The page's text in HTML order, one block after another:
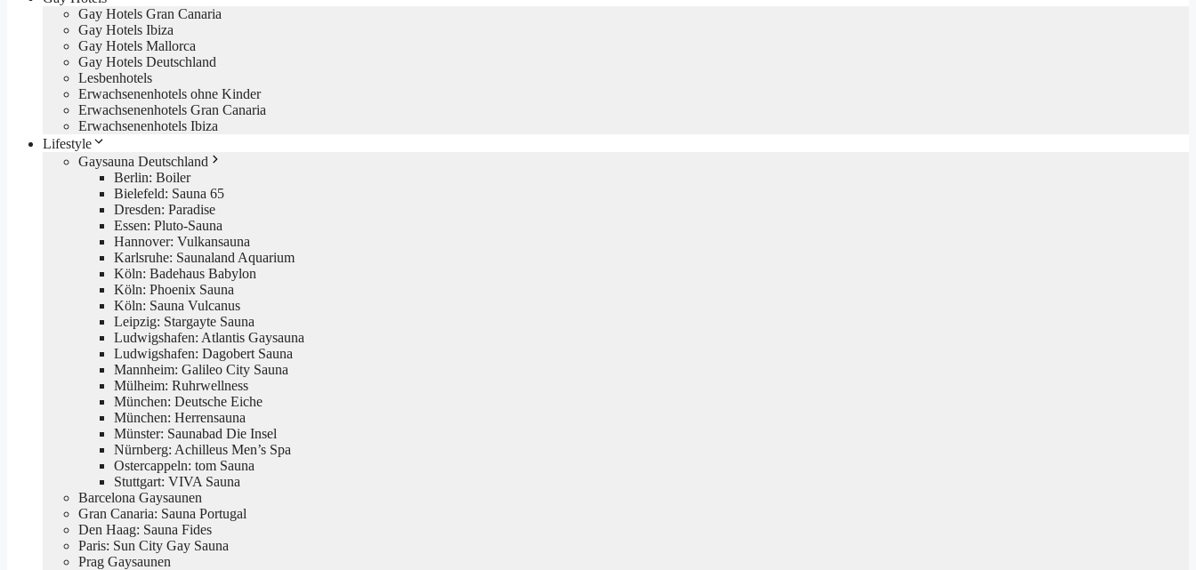
Gay Hotels Gran Canaria
Gay Hotels Ibiza
Gay Hotels Mallorca
Gay Hotels Deutschland
Lesbenhotels
Erwachsenenhotels ohne Kinder
Erwachsenenhotels Gran Canaria
Erwachsenenhotels Ibiza
Lifestyle
Gaysauna Deutschland
Berlin: Boiler
Bielefeld: Sauna 65
Dresden: Paradise
Essen: Pluto-Sauna
Hannover: Vulkansauna
Karlsruhe: Saunaland Aquarium
Köln: Badehaus Babylon
Köln: Phoenix Sauna
Köln: Sauna Vulcanus
Leipzig: Stargayte Sauna
Ludwigshafen: Atlantis Gaysauna
Ludwigshafen: Dagobert Sauna
Mannheim: Galileo City Sauna
Mülheim: Ruhrwellness
München: Deutsche Eiche
München: Herrensauna
Münster: Saunabad Die Insel
Nürnberg: Achilleus Men’s Spa
Ostercappeln: tom Sauna
Stuttgart: VIVA Sauna
Barcelona Gaysaunen
Gran Canaria: Sauna Portugal
Den Haag: Sauna Fides
Paris: Sun City Gay Sauna
Prag Gaysaunen